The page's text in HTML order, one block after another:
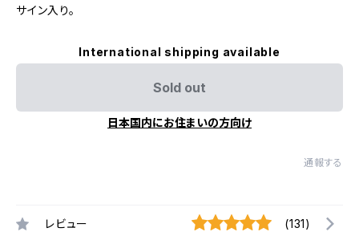
サイン入り。
International shipping available
Sold out
日本国内にお住まいの方向け
通報する
レビュー (131)